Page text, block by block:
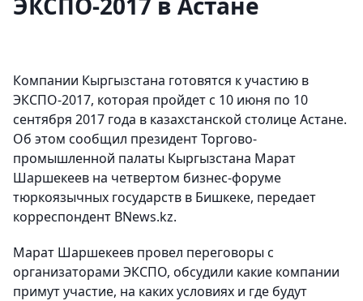
Компании Кыргызстана готовятся к участию в
ЭКСПО-2017​, которая пройдет с 10 июня по 10
сентября 2017 года в казахстанской столице Астане​.
Об этом сообщил президент Торгово-
промышленной палаты Кыргызстана Марат
Шаршекеев на четвертом бизнес-форуме
тюркоязычных государств в Бишкеке, передает
корреспондент BNews.kz.
Марат Шаршекеев провел переговоры с
организаторами ЭКСПО, обсудили какие компании
примут участие, на каких условиях и где будут